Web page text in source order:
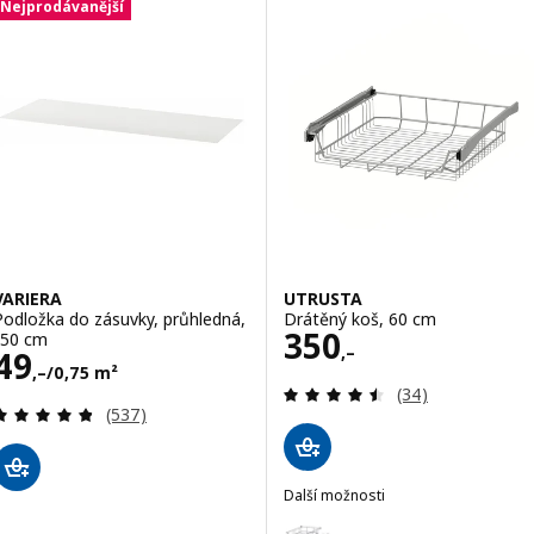
Nejprodávanější
do zásuvky, průhledná,
cm
,–/0,75 m²
49,–/0,75 m²
Recenze: 4.8 z 5 hvězdy. Celkem recenzí:
(537)
UTRUSTA
Drátěný koš, 60 cm
350,–
Cena 350,–
Recenze: 4.5 z
(34)
Další možnosti
Možnost: UTRUSTA, Drátěný